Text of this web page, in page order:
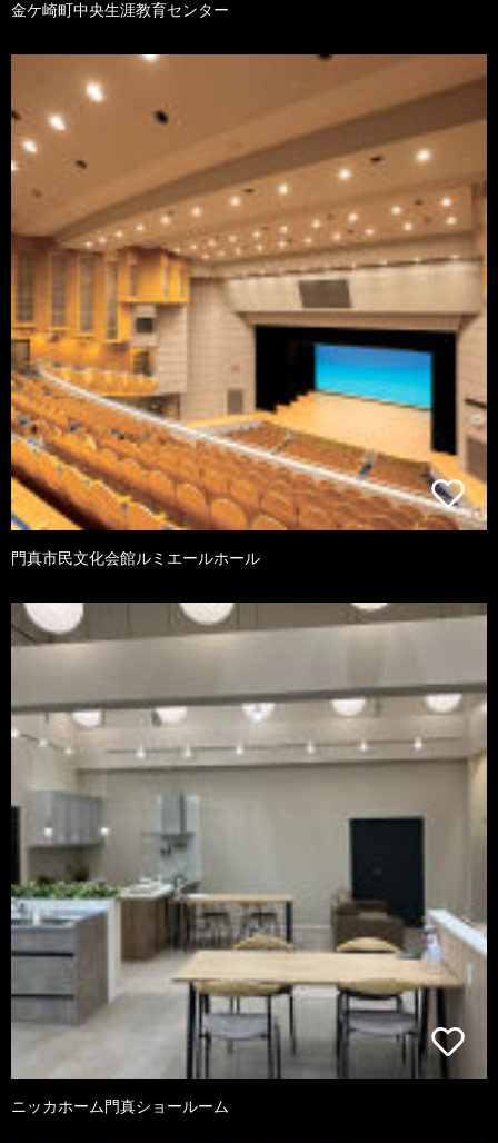
金ケ崎町中央生涯教育センター
門真市民文化会館ルミエールホール
ニッカホーム門真ショールーム